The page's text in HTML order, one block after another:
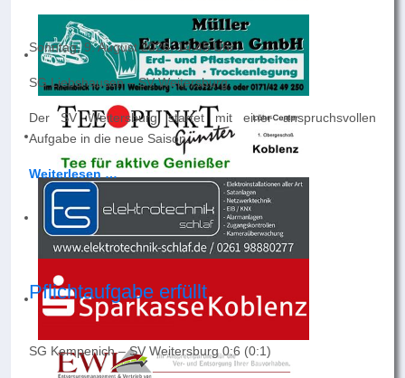
Sonntag, 9. August 2026, 14.45 Uhr
SG Liebshausen – SV Weitersburg
Der SV Weitersburg startet mit einer anspruchsvollen
Aufgabe in die neue Saison.
Weiterlesen …
Pflichtaufgabe erfüllt
SG Kempenich – SV Weitersburg 0:6 (0:1)